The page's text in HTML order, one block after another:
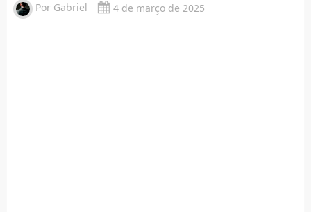
Por Gabriel 4 de março de 2025